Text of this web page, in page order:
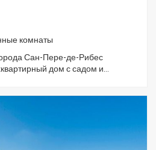
комнаты
Сан-Пере-де-Рибес
дом с садом и
столовая с большими
в сад и к бассейну. Далее у нас
отдельная кухня и